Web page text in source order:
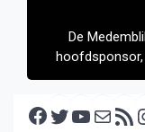
De
hoofdsponsor,
Facebook Twitter YouTube E-mail